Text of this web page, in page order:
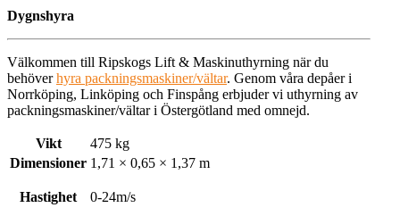
Dygnshyra
Välkommen till Ripskogs Lift & Maskinuthyrning när du
behöverhyra packningsmaskiner/vältar. Genom våra depåer i
Norrköping, Linköping och Finspång erbjuder vi uthyrning av
packningsmaskiner/vältar i Östergötland med omnejd.
Vikt
475 kg
Dimensioner 1,71 × 0,65 × 1,37 m
Hastighet 0-24m/s